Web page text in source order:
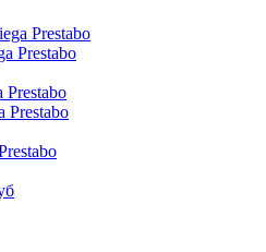
Prestabo
Prestabo
Prestabo